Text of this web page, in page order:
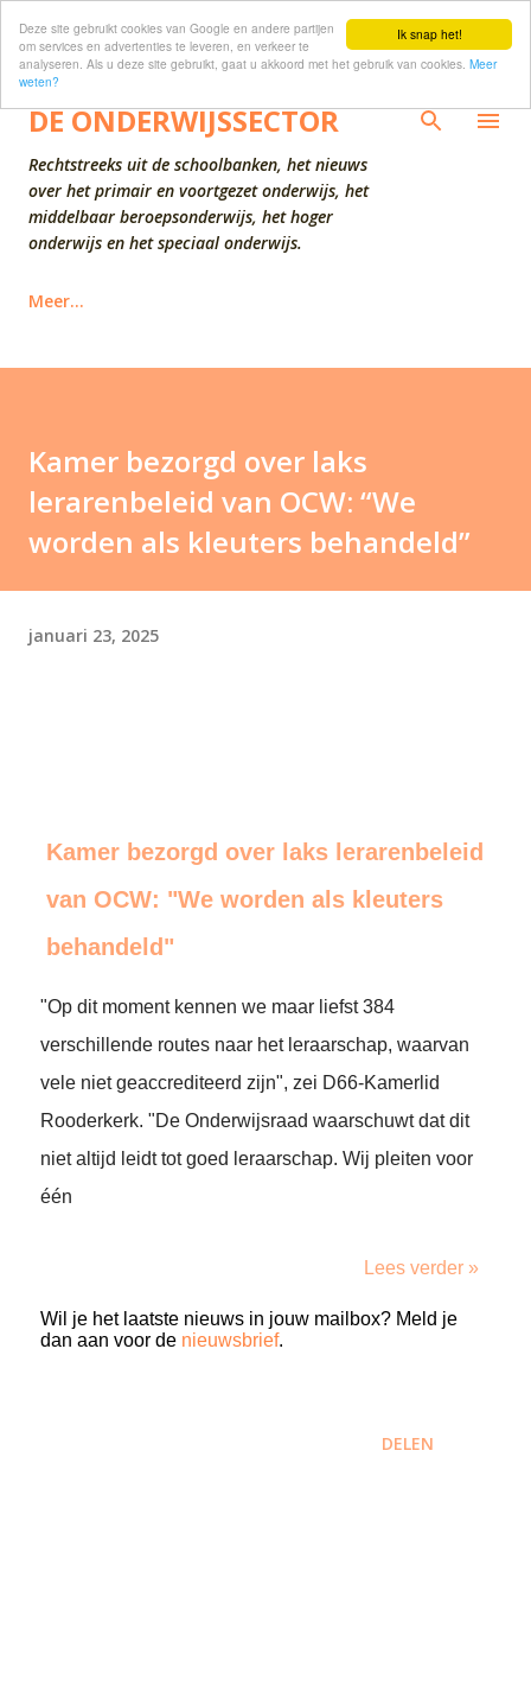
Ik snap het!
Deze site gebruikt cookies van Google en andere partijen
om services en advertenties te leveren, en verkeer te
analyseren. Als u deze site gebruikt, gaat u akkoord met het gebruik van cookies. Meer
weten?
Doorgaan naar hoofdcontent
DE ONDERWIJSSECTOR
Rechtstreeks uit de schoolbanken, het nieuws
over het primair en voortgezet onderwijs, het
middelbaar beroepsonderwijs, het hoger
onderwijs en het speciaal onderwijs.
Meer…
Kamer bezorgd over laks
lerarenbeleid van OCW: “We
worden als kleuters behandeld”
januari 23, 2025
Kamer bezorgd over laks lerarenbeleid
van OCW: "We worden als kleuters
behandeld"
"Op dit moment kennen we maar liefst 384
verschillende routes naar het leraarschap, waarvan
vele niet geaccrediteerd zijn", zei D66-Kamerlid
Rooderkerk. "De Onderwijsraad waarschuwt dat dit
niet altijd leidt tot goed leraarschap. Wij pleiten voor
één
Lees verder »
Wil je het laatste nieuws in jouw mailbox? Meld je
dan aan voor de nieuwsbrief.
DELEN